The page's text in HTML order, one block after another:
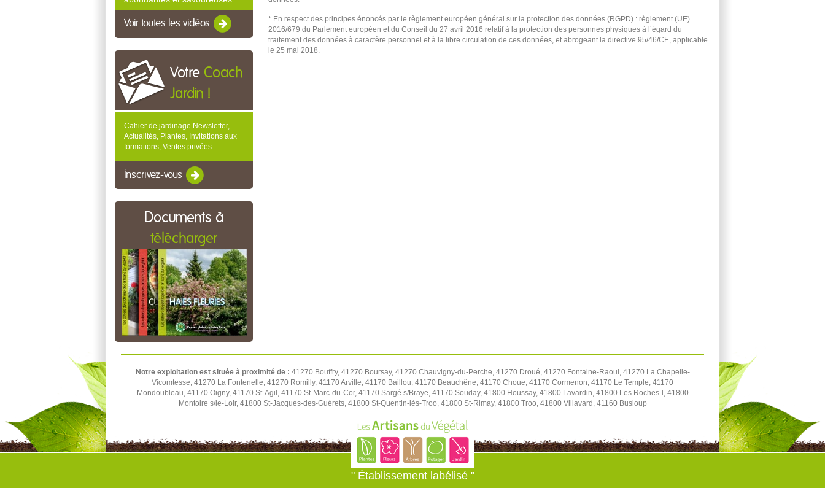
Voir toutes les vidéos
Votre Coach
Jardin !
Cahier de jardinage Newsletter,
Actualités, Plantes, Invitations aux
formations, Ventes privées...
Inscrivez-vous
Documents à
télécharger
* En respect des principes énoncés par le règlement européen général sur la protection des données (RGPD) : règlement (UE)
2016/679 du Parlement européen et du Conseil du 27 avril 2016 relatif à la protection des personnes physiques à l’égard du
traitement des données à caractère personnel et à la libre circulation de ces données, et abrogeant la directive 95/46/CE, applicable
le 25 mai 2018.
Notre exploitation est située à proximité de : 41270 Bouffry, 41270 Boursay, 41270 Chauvigny-du-Perche, 41270 Droué, 41270 Fontaine-Raoul, 41270 La Chapelle-
Vicomtesse, 41270 La Fontenelle, 41270 Romilly, 41170 Arville, 41170 Baillou, 41170 Beauchêne, 41170 Choue, 41170 Cormenon, 41170 Le Temple, 41170
Mondoubleau, 41170 Oigny, 41170 St-Agil, 41170 St-Marc-du-Cor, 41170 Sargé s/Braye, 41170 Souday, 41800 Houssay, 41800 Lavardin, 41800 Les Roches-l, 41800
Montoire s/le-Loir, 41800 St-Jacques-des-Guérets, 41800 St-Quentin-lès-Troo, 41800 St-Rimay, 41800 Troo, 41800 Villavard, 41160 Busloup
" Établissement labélisé "